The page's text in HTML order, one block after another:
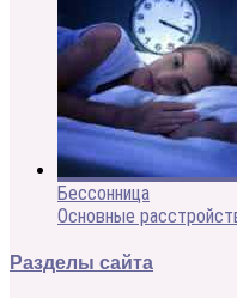
Бессонница
Основные
Разделы сайта